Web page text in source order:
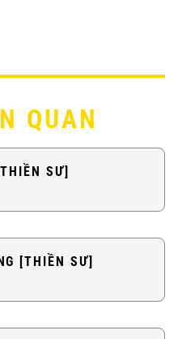
QUAN
SƯ]
[THIỀN SƯ]